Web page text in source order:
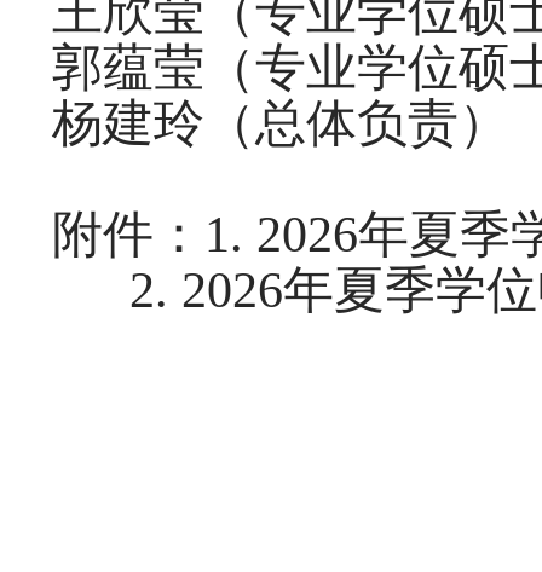
王欣莹（专业学位硕
郭蕴莹（专业学位硕
杨建玲 （总体负责）
附件： 1. 2026年夏季
2. 2026年夏季学